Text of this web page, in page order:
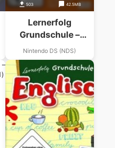
503 42.5MB
Lernerfolg
Grundschule –
Deutsch – Klasse 1-
4
Nintendo DS (NDS)